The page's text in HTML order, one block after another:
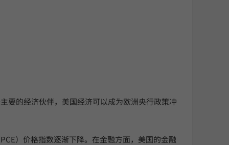
要的经济伙伴，美国经济可以成为欧洲央行政策冲
）价格指数逐渐下降。在金融方面，美国的金融